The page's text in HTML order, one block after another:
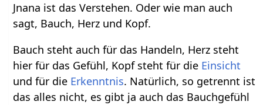
Jnana ist das Verstehen. Oder wie man auch
sagt, Bauch, Herz und Kopf.
Bauch steht auch für das Handeln, Herz steht
hier für das Gefühl, Kopf steht für die Einsicht
und für die Erkenntnis. Natürlich, so getrennt ist
das alles nicht, es gibt ja auch das Bauchgefühl